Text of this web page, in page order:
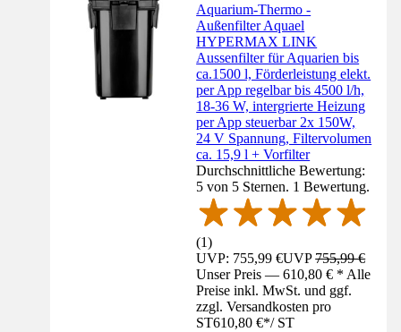
Aquarium-Thermo -
Außenfilter Aquael
HYPERMAX LINK
Aussenfilter für Aquarien bis
ca.1500 l, Förderleistung elekt.
per App regelbar bis 4500 l/h,
18-36 W, intergrierte Heizung
per App steuerbar 2x 150W,
24 V Spannung, Filtervolumen
ca. 15,9 l + Vorfilter
Durchschnittliche Bewertung:
5 von 5 Sternen. 1 Bewertung.
(1)
UVP: 755,99 €UVP755,99 €
Unser Preis — 610,80 € * Alle
Preise inkl. MwSt. und ggf.
zzgl. Versandkosten pro
ST610,80 €*/ ST